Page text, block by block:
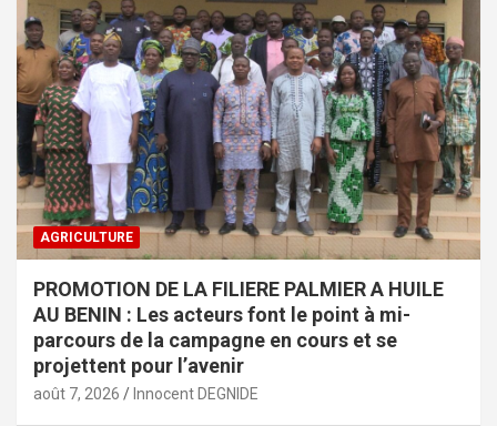
AGRICULTURE
PROMOTION DE LA FILIERE PALMIER A HUILE
AU BENIN : Les acteurs font le point à mi-
parcours de la campagne en cours et se
projettent pour l’avenir
août 7, 2026 Innocent DEGNIDE